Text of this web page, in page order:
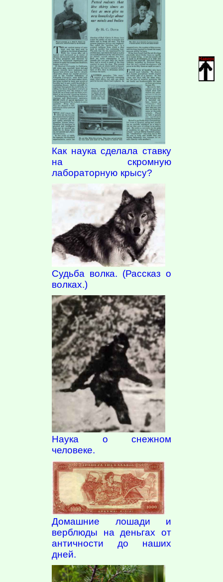
Как наука сделала ставку
на скромную
лабораторную крысу?
Судьба волка. (Рассказ о
волках.)
Наука о снежном
человеке.
Домашние лошади и
верблюды на деньгах от
античности до наших
дней.
Наверх